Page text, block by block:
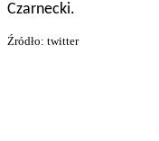
Czarnecki.
Źródło: twitter